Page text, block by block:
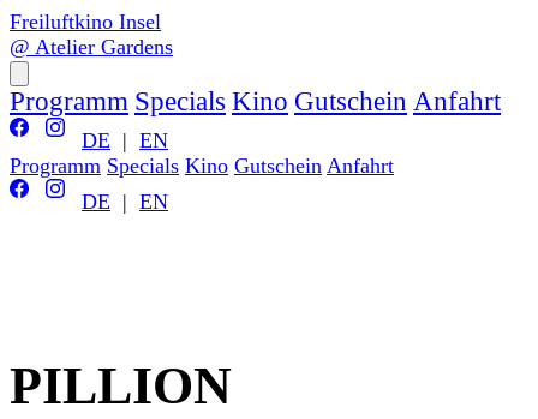
Freiluftkino Insel
@ Atelier Gardens
Programm Specials Kino Gutschein Anfahrt
DE | EN
Programm Specials Kino Gutschein Anfahrt
DE | EN
PILLION